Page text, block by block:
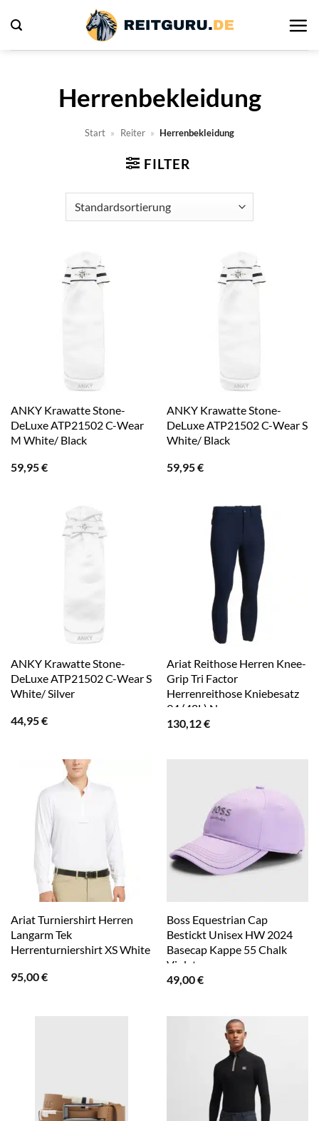
Inhalt
springen
Herrenbekleidung
Start » Reiter » Herrenbekleidung
FILTER
ANKY Krawatte Stone-
DeLuxe ATP21502 C-Wear
M White/ Black
59,95€
ANKY Krawatte Stone-
DeLuxe ATP21502 C-Wear S
White/ Black
59,95€
ANKY Krawatte Stone-
DeLuxe ATP21502 C-Wear S
White/ Silver
44,95€
Ariat Reithose Herren Knee-
Grip Tri Factor
Herrenreithose Kniebesatz
94 (48L) Navy
130,12€
Ariat Turniershirt Herren
Langarm Tek
Herrenturniershirt XS White
95,00€
Boss Equestrian Cap
Bestickt Unisex HW 2024
Basecap Kappe 55 Chalk
Violet
49,00€